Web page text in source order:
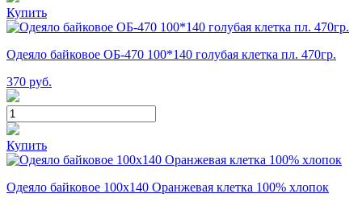
Купить
Одеяло байковое ОБ-470 100*140 голубая клетка пл. 470гр.
370 руб.
Купить
Одеяло байковое 100х140 Оранжевая клетка 100% хлопок